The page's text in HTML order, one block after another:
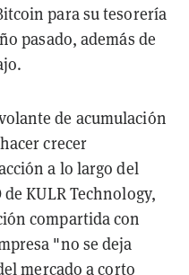
para su tesorería
pasado, además de
de acumulación
crecer
a lo largo del
KULR Technology,
compartida con
"no se deja
mercado a corto